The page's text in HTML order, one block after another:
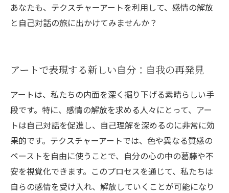
あなたも、テクスチャーアートを利用して、感情の解放
と自己対話の旅に出かけてみませんか？
アートで表現する新しい自分：自我の再発見
アートは、私たちの内面を深く掘り下げる素晴らしい手
段です。特に、感情の解放を求める人々にとって、アー
トは自己対話を促進し、自己理解を深めるのに非常に効
果的です。テクスチャーアートでは、色や異なる質感の
ペーストを自由に使うことで、自分の心の中の葛藤や不
安を視覚化できます。このプロセスを通じて、私たちは
自らの感情を受け入れ、解放していくことが可能になり